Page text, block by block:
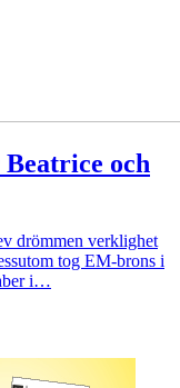
och
drömmen verklighet
tog EM-brons i
i…